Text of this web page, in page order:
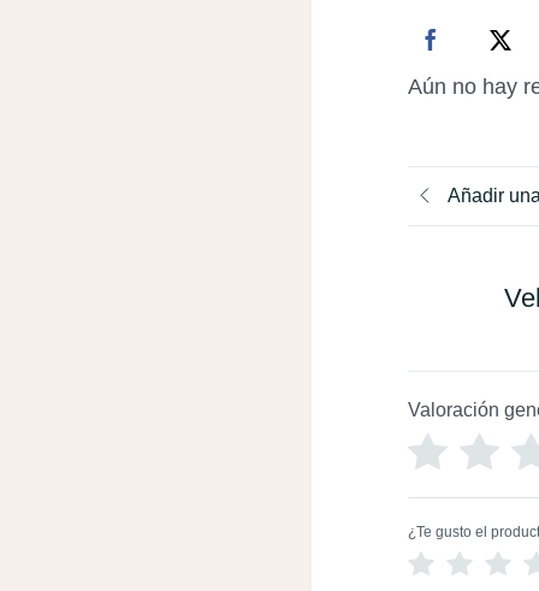
Aún no hay
Añadir
Valoración
¿Te gusto el